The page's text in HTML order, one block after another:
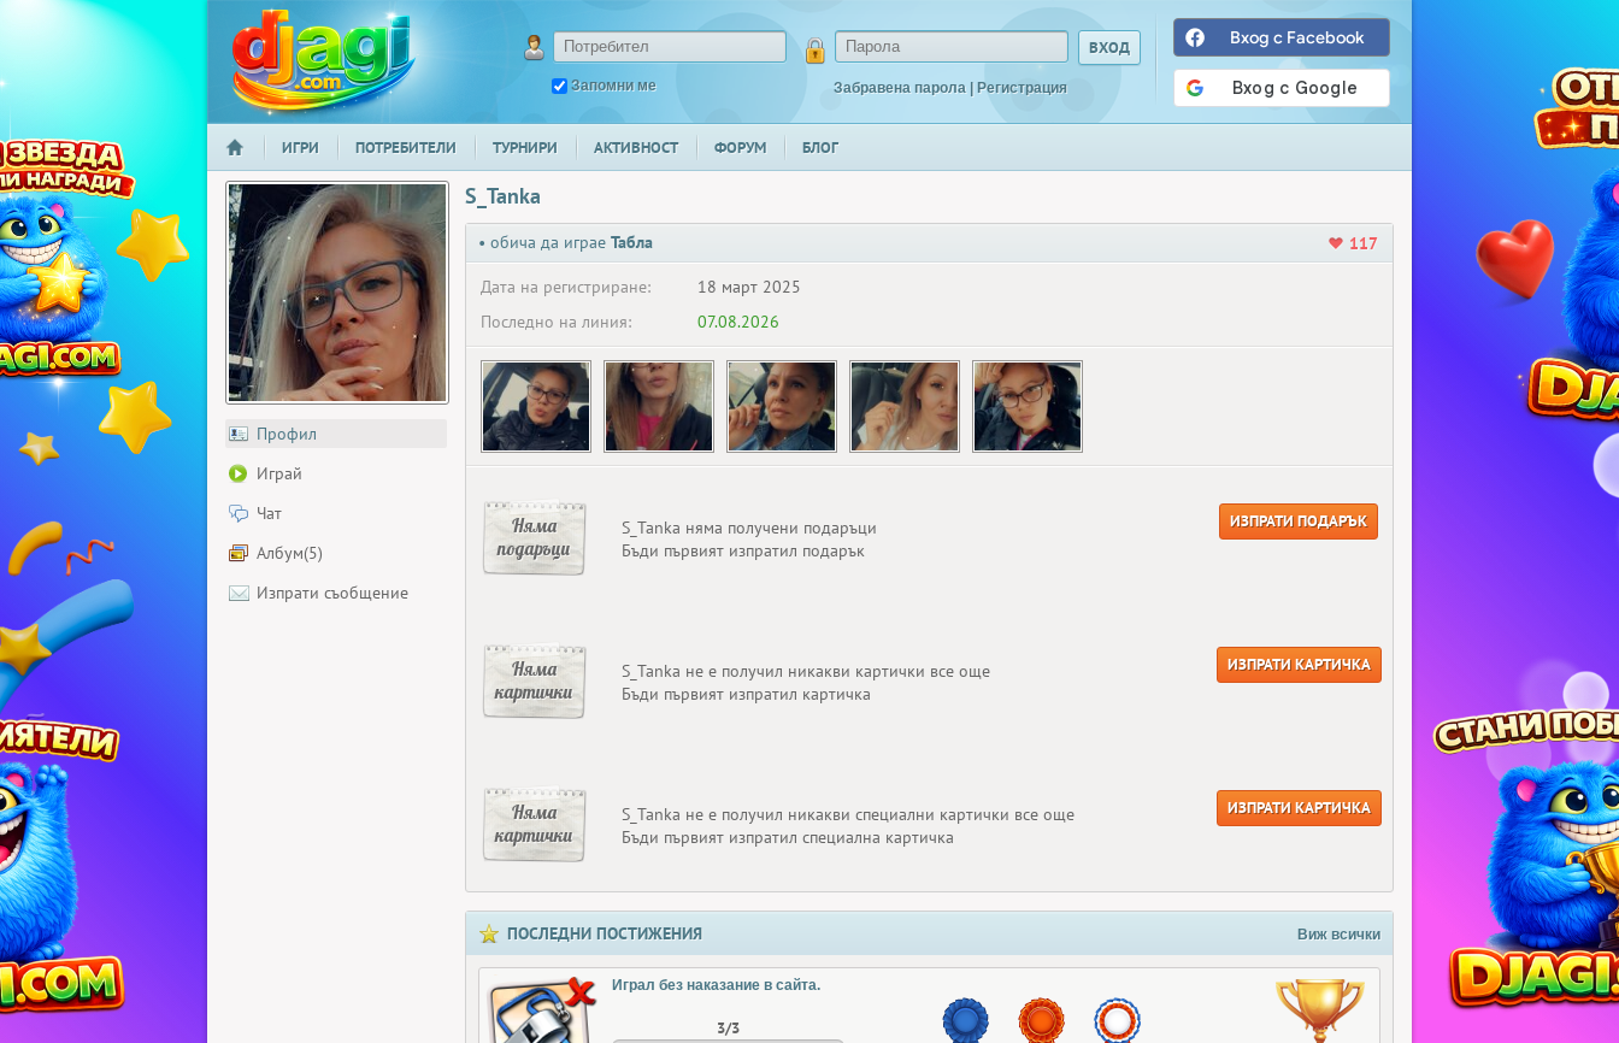
djagi.com
Запомни ме Забравена парола | Регистрация
Вход с Facebook
НАЧАЛО
ИГРИ ПОТРЕБИТЕЛИ ТУРНИРИ АКТИВНОСТ ФОРУМ БЛОГ
Профил
Играй
Чат
Албум(5)
Изпрати съобщение
S_Tanka
• обича да играе Табла
117
Дата на регистриране:
18 март 2025
Последно на линия:
07.08.2026
Няма
подаръци
S_Tanka няма получени подаръци
Бъди първият изпратил подарък
ИЗПРАТИ ПОДАРЪК
Няма
картички
S_Tanka не е получил никакви картички все още
Бъди първият изпратил картичка
ИЗПРАТИ КАРТИЧКА
Няма
картички
S_Tanka не е получил никакви специални картички все още
Бъди първият изпратил специална картичка
ИЗПРАТИ КАРТИЧКА
ПОСЛЕДНИ ПОСТИЖЕНИЯ Виж всички
Играл без наказание в сайта.
3/3